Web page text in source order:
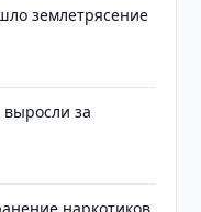
землетрясение
выросли за